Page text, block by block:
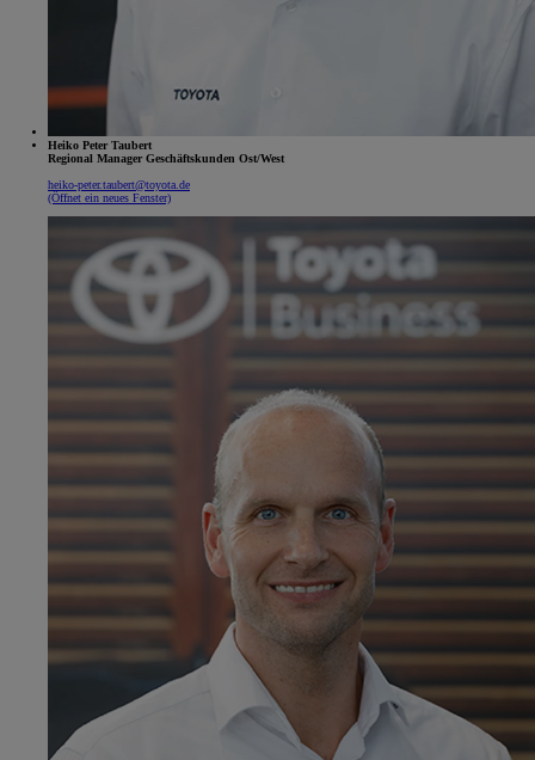
Heiko Peter Taubert
Regional Manager Geschäftskunden Ost/West
heiko-peter.taubert@toyota.de
(Öffnet ein neues Fenster)